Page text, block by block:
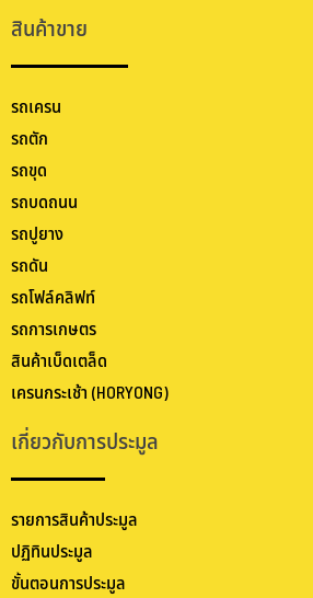
สินค้าขาย
รถเครน
รถตัก
รถขุด
รถบดถนน
รถปูยาง
รถดัน
รถโฟล์คลิฟท์
รถการเกษตร
สินค้าเบ็ดเตล็ด
เครนกระเช้า (HORYONG)
เกี่ยวกับการประมูล
รายการสินค้าประมูล
ปฏิทินประมูล
ขั้นตอนการประมูล